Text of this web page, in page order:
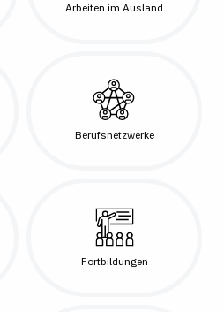
Arbeiten im Ausland
Berufsnetzwerke
Fortbildungen